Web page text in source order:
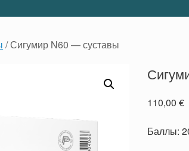
/ Сигумир N60 — суставы
110,00€
Баллы: